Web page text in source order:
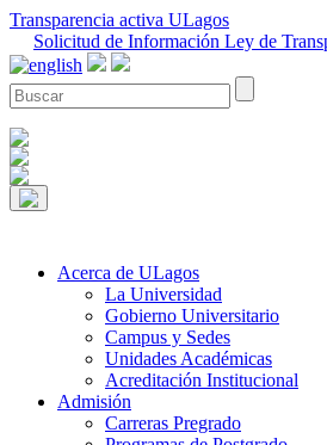
Transparencia activa ULagos
Solicitud de Información Ley de
Acerca de ULagos
La Universidad
Gobierno Universitario
Campus y Sedes
Unidades Académicas
Acreditación Institucional
Admisión
Carreras Pregrado